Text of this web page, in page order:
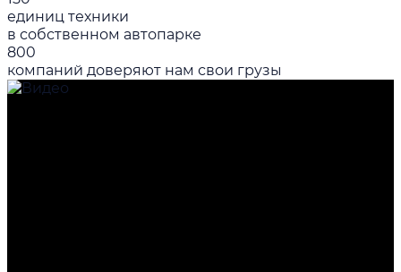
единиц техники
в собственном автопарке
800
компаний доверяют нам свои грузы